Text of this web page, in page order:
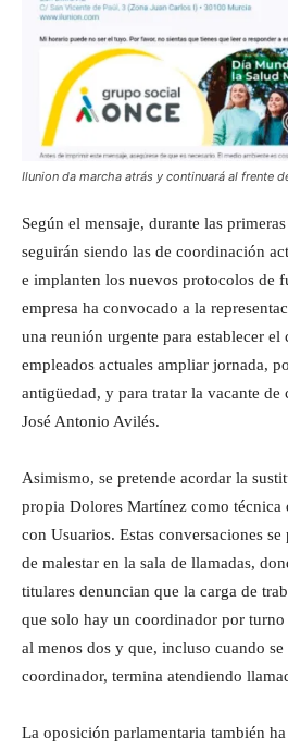
Ilunion da marcha atrás y continuará al frente
Según el mensaje, durante las
seguirán siendo las de coordinación
e implanten los nuevos protocolos de
empresa ha convocado a la
una reunión urgente para establecer
empleados actuales ampliar jornada,
antigüedad, y para tratar la vacante
José Antonio Avilés.
Asimismo, se pretende acordar la
propia Dolores Martínez como técnica
con Usuarios. Estas conversaciones
de malestar en la sala de llamadas,
titulares denuncian que la carga de
que solo hay un coordinador por
al menos dos y que, incluso cuando
coordinador, termina atendiendo
La oposición parlamentaria también